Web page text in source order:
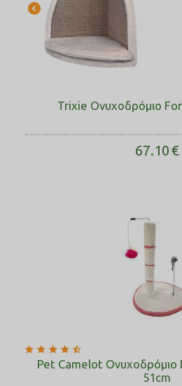
Trixie Ονυχοδρόμιο
67.10€
Pet Camelot Ονυχοδρόμιο
51cm